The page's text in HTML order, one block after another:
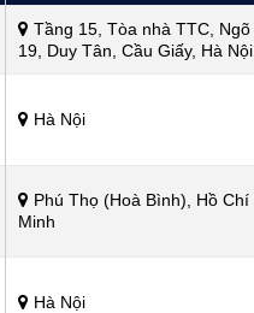
Tầng 15, Tòa nhà TTC, Ngõ
19, Duy Tân, Cầu Giấy, Hà Nội
Hà Nội
Phú Thọ (Hoà Bình), Hồ Chí
Minh
Hà Nội